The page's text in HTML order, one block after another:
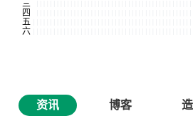
资讯 博客